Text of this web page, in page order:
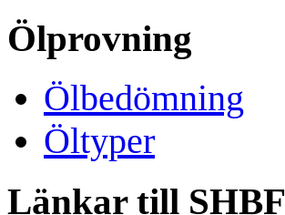
Ölprovning
Ölbedömning
Öltyper
Länkar till SHBF